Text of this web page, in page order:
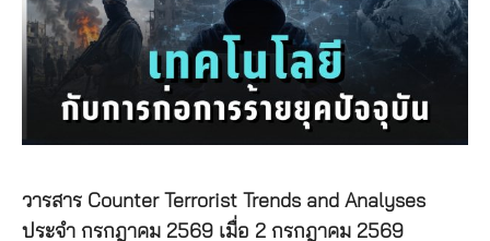
วารสาร Counter Terrorist Trends and Analyses
ประจำ กรกฎาคม 2569 เมื่อ 2 กรกฎาคม 2569